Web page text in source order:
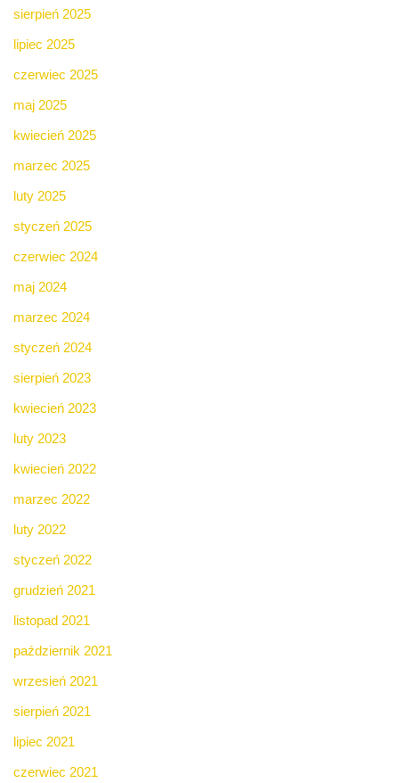
sierpień 2025
lipiec 2025
czerwiec 2025
maj 2025
kwiecień 2025
marzec 2025
luty 2025
styczeń 2025
czerwiec 2024
maj 2024
marzec 2024
styczeń 2024
sierpień 2023
kwiecień 2023
luty 2023
kwiecień 2022
marzec 2022
luty 2022
styczeń 2022
grudzień 2021
listopad 2021
październik 2021
wrzesień 2021
sierpień 2021
lipiec 2021
czerwiec 2021